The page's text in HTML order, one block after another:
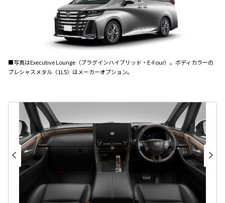
■写真はExecutive Lounge（プラグインハイブリッド・E-Four）。ボディカラーの
プレシャスメタル〈1L5〉はメーカーオプション。